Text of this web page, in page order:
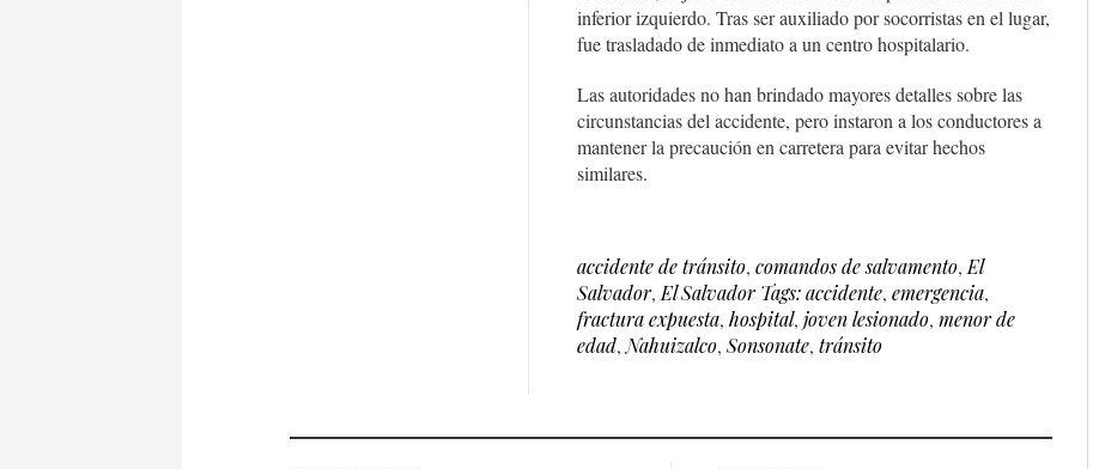
inferior izquierdo. Tras ser auxiliado por socorristas en el lugar,
fue trasladado de inmediato a un centro hospitalario.
Las autoridades no han brindado mayores detalles sobre las
circunstancias del accidente, pero instaron a los conductores a
mantener la precaución en carretera para evitar hechos
similares.
accidente de tránsito, comandos de salvamento,El
Salvador,El Salvador Tags: accidente, emergencia,
fractura expuesta, hospital, joven lesionado, menor de
edad,Nahuizalco,Sonsonate, tránsito